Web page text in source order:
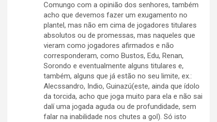
Comungo com a opinião dos senhores, também
acho que devemos fazer um exugamento no
plantel, mas não em cima de jogadores titulares
absolutos ou de promessas, mas naqueles que
vieram como jogadores afirmados e não
corresponderam, como Bustos, Edu, Renan,
Sorondo e eventualmente alguns titulares e,
também, alguns que já estão no seu limite, ex.:
Alecssandro, Indio, Guinazú(este, ainda que ídolo
da torcida, acho que joga muito para ela e não sai
dalí uma jogada aguda ou de profundidade, sem
falar na inabilidade nos chutes a gol). Só isto